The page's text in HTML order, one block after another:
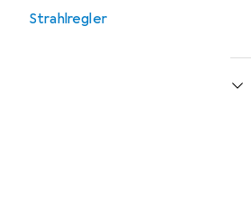
Strahlregler